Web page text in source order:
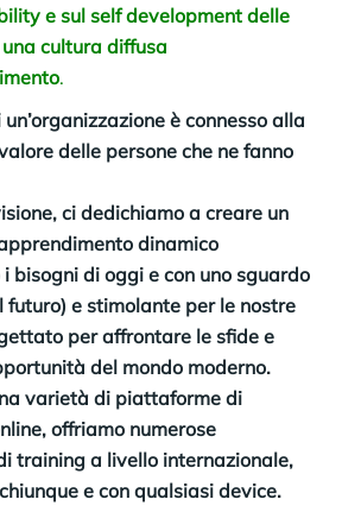
e sul self development delle
cultura diffusa
.
un’organizzazione è connesso alla
delle persone che ne fanno
ci dedichiamo a creare un
dinamico
bisogni di oggi e con uno sguardo
futuro) e stimolante per le nostre
per affrontare le sfide e
del mondo moderno.
varietà di piattaforme di
offriamo numerose
training a livello internazionale,
e con qualsiasi device.